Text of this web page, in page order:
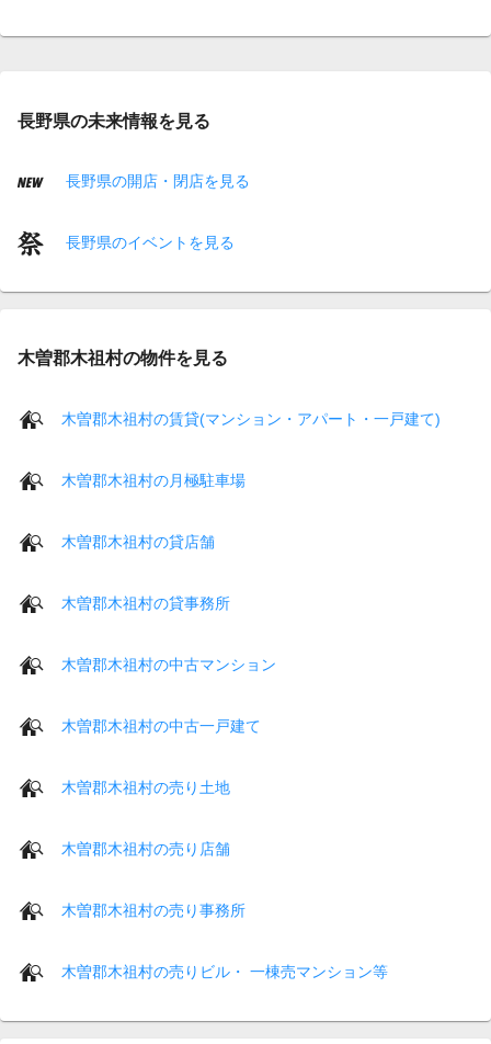
長野県の未来情報を見る
長野県の開店・閉店を見る
長野県のイベントを見る
木曽郡木祖村の物件を見る
木曽郡木祖村の賃貸(マンション・アパート・一戸建て)
木曽郡木祖村の月極駐車場
木曽郡木祖村の貸店舗
木曽郡木祖村の貸事務所
木曽郡木祖村の中古マンション
木曽郡木祖村の中古一戸建て
木曽郡木祖村の売り土地
木曽郡木祖村の売り店舗
木曽郡木祖村の売り事務所
木曽郡木祖村の売りビル・ 一棟売マンション等